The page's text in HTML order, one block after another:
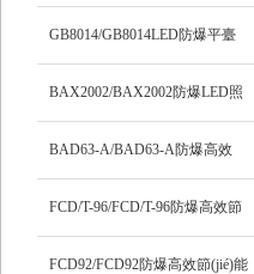
GB8014/GB8014LED防爆平臺
(tái)燈
BAX2002/BAX2002防爆LED照
明燈
BAD63-A/BAD63-A防爆高效
LED燈
FCD/T-96/FCD/T-96防爆高效節
(jié)能LED燈
FCD92/FCD92防爆高效節(jié)能